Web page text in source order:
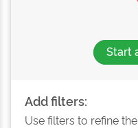
Start
Add filters:
Use filters to refine